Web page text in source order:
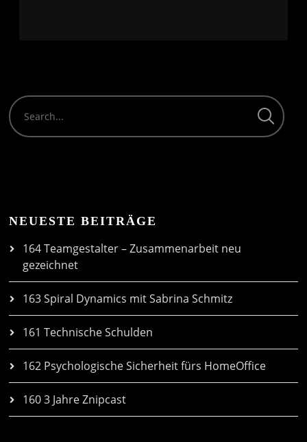
NEUESTE BEITRÄGE
164 Teamgestalter – Zusammenarbeit neu
gezeichnet
163 Spiral Dynamics mit Sabrina Schmitz
161 Technische Schulden
162 Psychologische Sicherheit fürs HomeOffice
160 3 Jahre Znipcast